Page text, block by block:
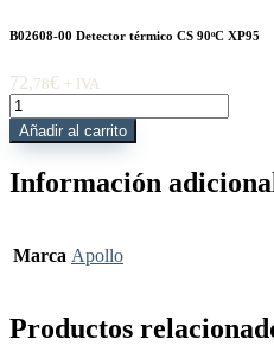
B02608-00 Detector térmico CS 90ᵒC XP95
72,78€ + IVA
B02608-
00
Detector
CS
cantidad
Añadir al carrito
Información
Marca Apollo
Productos